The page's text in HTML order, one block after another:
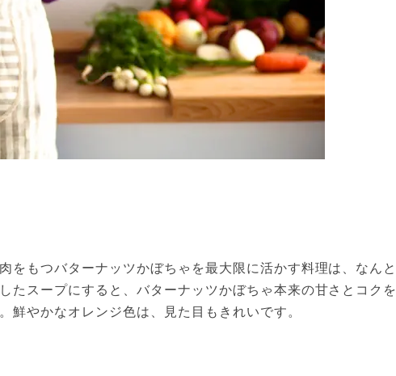
をもつバターナッツかぼちゃを最大限に活かす料理は、なんと
たスープにすると、バターナッツかぼちゃ本来の甘さとコクを
鮮やかなオレンジ色は、見た目もきれいです。